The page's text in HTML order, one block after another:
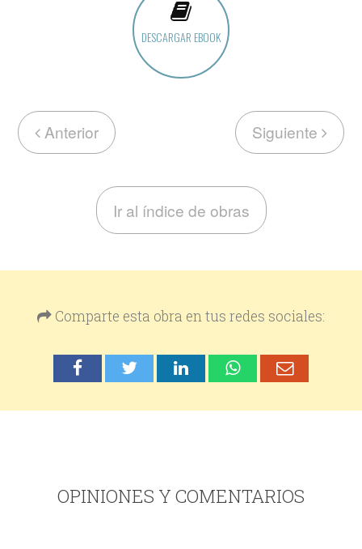
DESCARGAR EBOOK
Anterior Siguiente
Ir al índice de obras
Comparte esta obra en tus redes sociales:
OPINIONES Y COMENTARIOS